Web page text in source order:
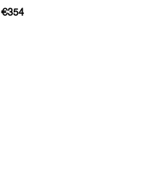
€354